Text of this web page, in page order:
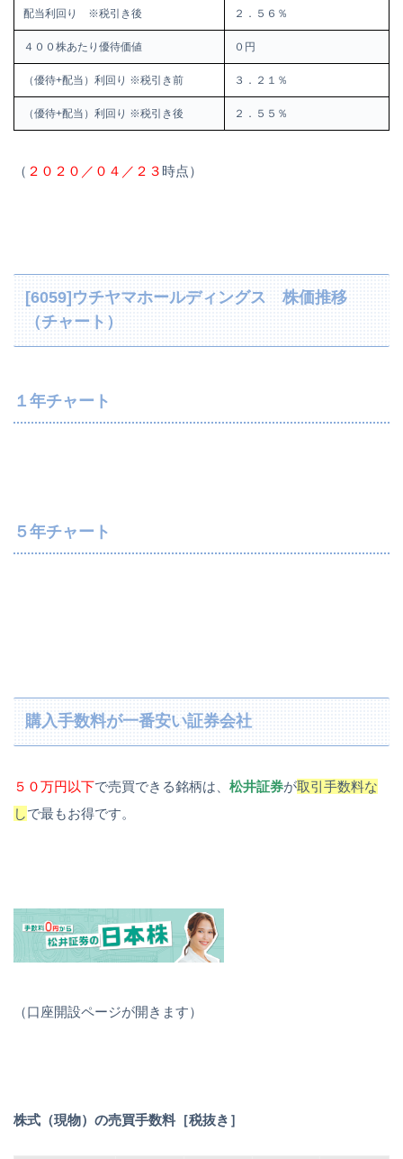
配当利回り ※税引き後 ２．５６％
４００株あたり優待価値 ０円
（優待+配当）利回り ※税引き前 ３．２１％
（優待+配当）利回り ※税引き後 ２．５５％
（ ２０２０／０４／２３時点）
[6059]ウチヤマホールディングス 株価推移
（チャート）
１年チャート
５年チャート
購入手数料が一番安い証券会社
５０万円以下で売買できる銘柄は、 松井証券が取引手数料な
しで最もお得です。
（口座開設ページが開きます）
株式（現物）の売買手数料［税抜き］